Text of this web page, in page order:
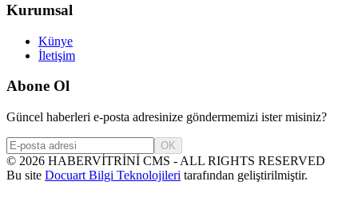
Kurumsal
Künye
İletişim
Abone Ol
Güncel haberleri e-posta adresinize göndermemizi ister misiniz?
OK
© 2026 HABERVİTRİNİ CMS - ALL RIGHTS RESERVED
Bu site Docuart Bilgi Teknolojileri tarafından geliştirilmiştir.